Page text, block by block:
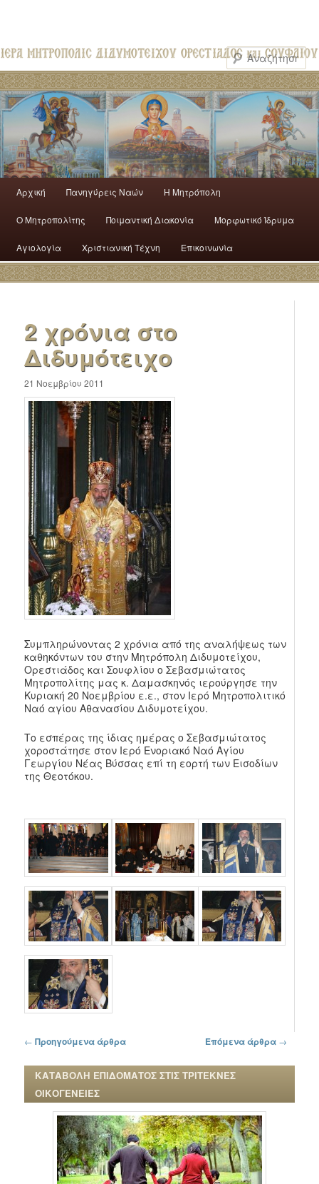
Αρχική Πανηγύρεις Ναών H Mητρόπολη
Ο Mητροπολίτης Ποιμαντική Διακονία Μορφωτικό Ίδρυμα
Αγιολογία Χριστιανική Τέχνη Επικοινωνία
2 χρόνια στο
Διδυμότειχο
21 Νοεμβρίου 2011
Συμπληρώνοντας 2 χρόνια από της αναλήψεως των
καθηκόντων του στην Μητρόπολη Διδυμοτείχου,
Ορεστιάδος και Σουφλίου ο Σεβασμιώτατος
Μητροπολίτης μας κ. Δαμασκηνός ιερούργησε την
Κυριακή 20 Νοεμβρίου ε.ε., στον Ιερό Μητροπολιτικό
Ναό αγίου Αθανασίου Διδυμοτείχου.
Το εσπέρας της ίδιας ημέρας ο Σεβασμιώτατος
χοροστάτησε στον Ιερό Ενοριακό Ναό Αγίου
Γεωργίου Νέας Βύσσας επί τη εορτή των Εισοδίων
της Θεοτόκου.
Πλοήγηση στα άρθρα
← Προηγούμενα άρθρα Επόμενα άρθρα →
ΚΑΤΑΒΟΛΗ ΕΠΙΔΟΜΑΤΟΣ ΣΤΙΣ ΤΡΙΤΕΚΝΕΣ
ΟΙΚΟΓΕΝΕΙΕΣ